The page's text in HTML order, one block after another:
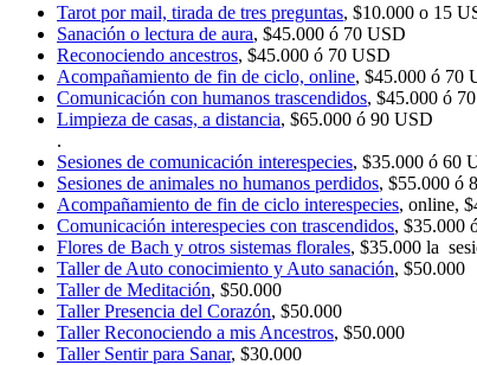
Tarot por mail, tirada de tres preguntas, $10.000 o 15
Sanación o lectura de aura, $45.000 ó 70 USD
Reconociendo ancestros, $45.000 ó 70 USD
Acompañamiento de fin de ciclo, online, $45.000 ó 70
Comunicación con humanos trascendidos, $45.000 ó
Limpieza de casas, a distancia, $65.000 ó 90 USD
.
Sesiones de comunicación interespecies, $35.000 ó 60
Sesiones de animales no humanos perdidos, $55.000 ó
Acompañamiento de fin de ciclo interespecies, online,
Comunicación interespecies con trascendidos, $35.000
Flores de Bach y otros sistemas florales, $35.000 la
Taller de Auto conocimiento y Auto sanación, $50.000
Taller de Meditación, $50.000
Taller Presencia del Corazón, $50.000
Taller Reconociendo a mis Ancestros, $50.000
Taller Sentir para Sanar, $30.000